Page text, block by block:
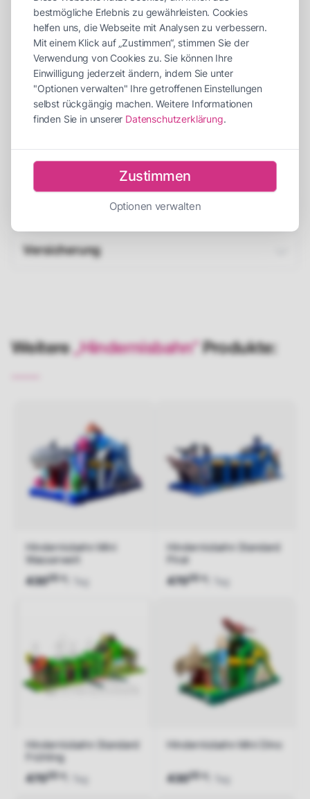
Maße (LxBxH) 900 x 380 x 500 cm
Platzbedarf (LxBxH) 1100 x 500 x 550 cm
Aufbauzeit 30 Minuten
Abbauzeit 30 Minuten
Personen für Auf-/Abbau
Strombedarf 1x 230V / 16A
Versicherung
Weitere„Hindernisbahn“Produkte:
Hindernisbahn Mini
Wasserwelt
43000 / Tag
Hindernisbahn Standard
Pirat
47000 / Tag
Hindernisbahn Standard
Frühling
47000 / Tag
Hindernisbahn Mini Dino
43000 / Tag
bestmögliche Erlebnis zu gewährleisten. Cookies
helfen uns, die Webseite mit Analysen zu verbessern.
Mit einem Klick auf „Zustimmen“, stimmen Sie der
Verwendung von Cookies zu. Sie können Ihre
Einwilligung jederzeit ändern, indem Sie unter
"Optionen verwalten" Ihre getroffenen Einstellungen
selbst rückgängig machen. Weitere Informationen
finden Sie in unserer Datenschutzerklärung.
Optionen verwalten
Zustimmen